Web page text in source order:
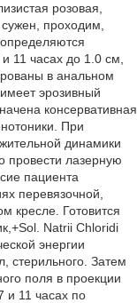
розовая,
проходим,
11 часах до 1.0 см,
в анальном
эрозивный
консервативная
При
динамики
провести лазерную
пациента
перевязочной,
кресле. Готовится
Natrii Chloridi
энергии
стерильного. Затем
поля в проекции
и 11 часах по